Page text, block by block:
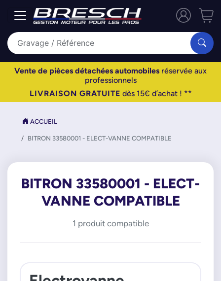
Vente de pièces détachées automobiles réservée aux
professionnels
LIVRAISON GRATUITE dès 15€ d’achat ! **
ACCUEIL
BITRON 33580001 - ELECT-VANNE COMPATIBLE
BITRON 33580001 - ELECT-
VANNE COMPATIBLE
1 produit compatible